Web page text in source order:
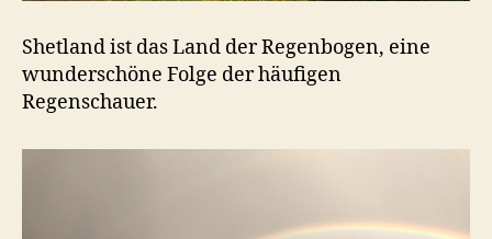
Shetland ist das Land der Regenbogen, eine
wunderschöne Folge der häufigen
Regenschauer.